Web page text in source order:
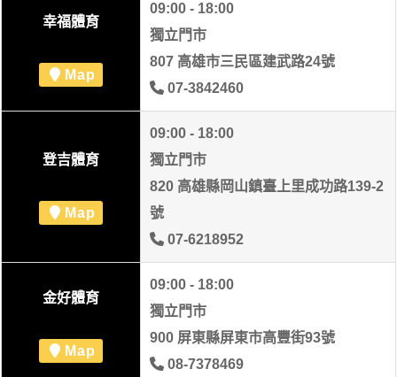
幸福體育
Map
09:00 - 18:00
獨立門市
807 高雄市三民區建武路24號
07-3842460
登吉體育
Map
09:00 - 18:00
獨立門市
820 高雄縣岡山鎮臺上里成功路139-2
號
07-6218952
金好體育
Map
09:00 - 18:00
獨立門市
900 屏東縣屏東市高豐街93號
08-7378469